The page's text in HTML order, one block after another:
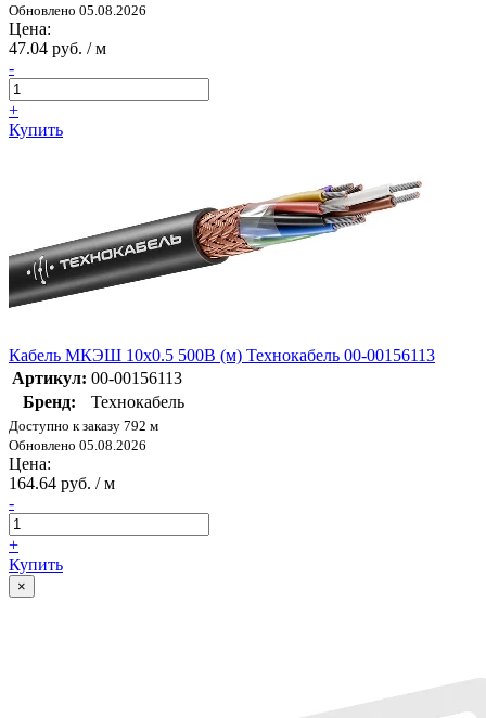
Обновлено 05.08.2026
Цена:
47.04 руб. / м
-
+
Купить
Кабель МКЭШ 10х0.5 500В (м) Технокабель 00-00156113
Артикул: 00-00156113
Бренд:
Технокабель
Доступно к заказу 792 м
Обновлено 05.08.2026
Цена:
164.64 руб. / м
-
+
Купить
×